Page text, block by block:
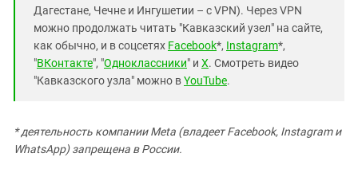
Дагестане, Чечне и Ингушетии – с VPN). Через VPN
можно продолжать читать "Кавказский узел" на сайте,
как обычно, и в соцсетях Facebook*, Instagram*,
"ВКонтакте", "Одноклассники" и X. Смотреть видео
"Кавказского узла" можно вYouTube.
* деятельность компании Meta (владеет Facebook, Instagram и
WhatsApp) запрещена в России.